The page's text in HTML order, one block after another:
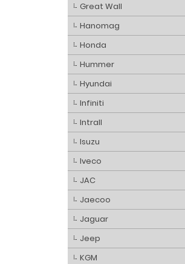
Great Wall
Hanomag
Honda
Hummer
Hyundai
Infiniti
Intrall
Isuzu
Iveco
JAC
Jaecoo
Jaguar
Jeep
KGM